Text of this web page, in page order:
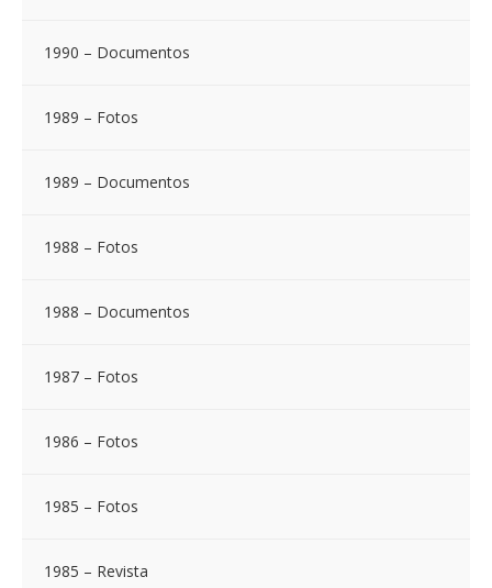
1990 – Documentos
1989 – Fotos
1989 – Documentos
1988 – Fotos
1988 – Documentos
1987 – Fotos
1986 – Fotos
1985 – Fotos
1985 – Revista